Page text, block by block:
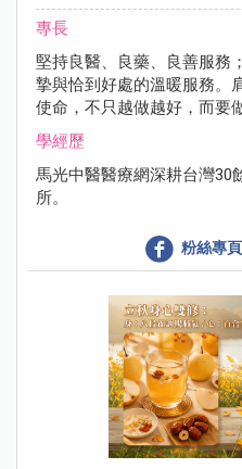
專長
堅持良醫、良藥、良善服務
摯與恰到好處的溫暖服務。
使命，不只越做越好，而要
學經歷
馬光中醫醫療網深耕台灣30
所。
粉絲專頁